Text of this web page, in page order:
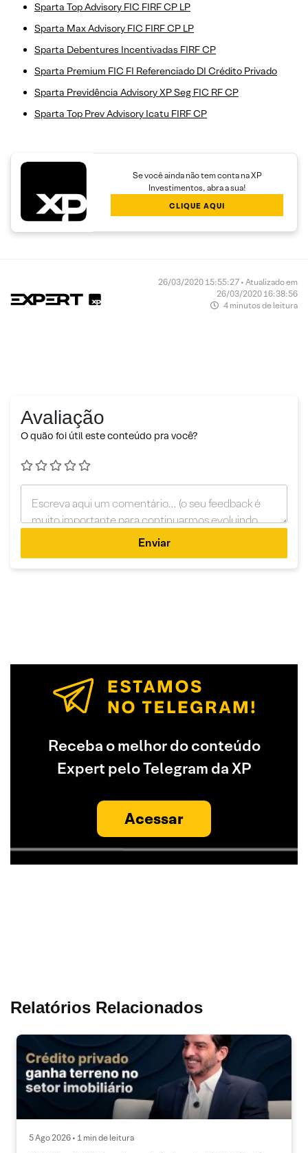
Sparta Top Advisory FIC FIRF CP LP
Sparta Max Advisory FIC FIRF CP LP
Sparta Debentures Incentivadas FIRF CP
Sparta Premium FIC FI Referenciado DI Crédito Privado
Sparta Previdência Advisory XP Seg FIC RF CP
Sparta Top Prev Advisory Icatu FIRF CP
Se você ainda não tem conta na XP
Investimentos, abra a sua!
CLIQUE AQUI
26/03/2020 15:55:27 • Atualizado em
26/03/2020 16:38:56
4 minutos de leitura
Avaliação
O quão foi útil este conteúdo pra você?
Enviar
Receba o melhor do conteúdo
Expert pelo Telegram da XP
Acessar
Relatórios Relacionados
5 Ago 2026 • 1 min de leitura